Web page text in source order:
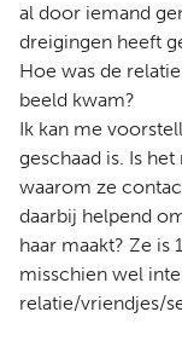
al door iemand
dreigingen heeft
Hoe was de
beeld kwam?
Ik kan me
geschaad is. Is
waarom ze
daarbij helpend
haar maakt? Ze is
misschien wel
relatie/vriendjes/